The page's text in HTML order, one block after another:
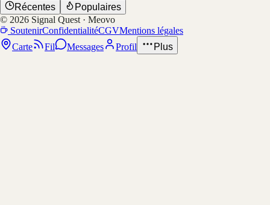
Récentes
Populaires
© 2026 Signal Quest · Meovo
SoutenirConfidentialitéCGVMentions légales
Carte
Fil Messages Profil Plus